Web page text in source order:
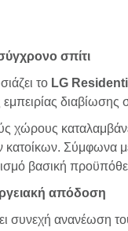
σπίτι
το LG
διαβίωσης
κατοίκων. Σύμφωνα
βασική
απόδοση
συνεχή ανανέωση